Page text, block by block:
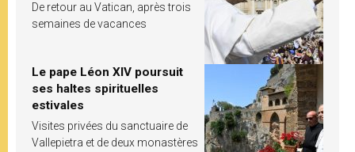
De retour au Vatican, après trois
semaines de vacances
Le pape Léon XIV poursuit
ses haltes spirituelles
estivales
Visites privées du sanctuaire de
Vallepietra et de deux monastères